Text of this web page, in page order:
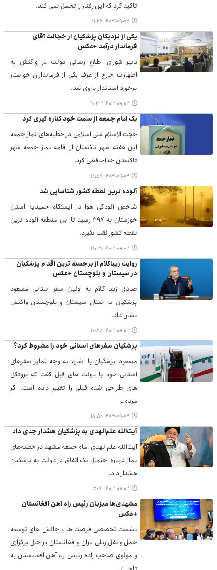
تاکید کرد که این رفتار را تحمل نمی کند.
۱۴۰۳-۰۹-۰۲ ۲۱:۲۶
یکی از نزدیکان پزشکیان از خجالت آقای
فرماندار درآمد +عکس
دبیر شورای اطلاع رسانی دولت در واکنش به
اظهارات خارج از عرف یکی از فرمانداران خواستار
برخورد استاندار با وی شد.
۱۴۰۳-۰۹-۰۲ ۲۰:۳۳
یک امام جمعه از سمت خود کناره گیری کرد
حجت الاسلام علی اسلامی در خطبه‌های نماز جمعه
این هفته شهر تاکستان از اقامه نماز جمعه شهر
تاکستان خداحافظی کرد.
۱۴۰۳-۰۹-۰۲ ۱۸:۵۹
آلوده ترین نقطه کشور شناسایی شد
شاخص آلودگی هوا در ایستگاه حمیدیه استان
خوزستان به ۳۹۷ رسید تا این منطقه آلوده ترین
نقطه کشور لقب بگیرد.
۱۴۰۳-۰۹-۰۲ ۱۸:۳۷
روایت زیباکلام از برجسته ترین اقدام پزشکیان
در سیستان و بلوچستان +عکس
صادق زیبا کلام به اولین سفر استانی مسعود
پزشکیان به استان سیستان و بلوچستان واکنش
نشان داد.
۱۴۰۳-۰۹-۰۲ ۱۷:۵۸
پزشکیان سفرهای استانی خود را مشروط کرد؟
مسعود پزشکیان با اشاره به وجه تمایز سفرهای
استانی خود با دولت های قبل گفت که پروتکل
های طراحی شده قبلی را تغییر داده است. اگر
مردم…
۱۴۰۳-۰۹-۰۲ ۱۵:۵۰
آیت‌الله علم‌الهدی به پزشکیان هشدار جدی داد
آیت‌الله علم‌الهدی امام جمعه مشهد در خطبه‌های
نماز درباره احتمال یک اتفاق در دولت به پزشکیان
هشدار داد.
۱۴۰۳-۰۹-۰۲ ۱۵:۱۲
مشهدی‌ها میزبان رئیس راه آهن افغانستان
+عکس
نشست تخصصی فرصت ها و چالش های توسعه
حمل و نقل ریلی ایران و افغانستان در حال برگزاری
و مولوی صاحب زاده رئیس راه آهن افغانستان به